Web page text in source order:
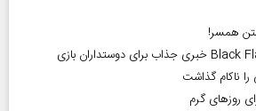
همسر!
ناکام گذاشت
روز‌های گرم